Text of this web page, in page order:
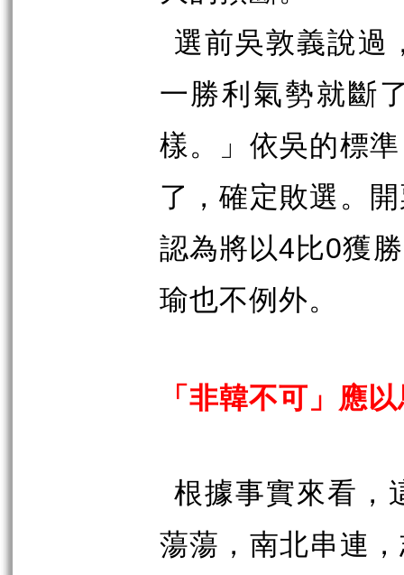
選前吳敦義說過
一勝利氣勢就斷
樣。」依吳的標
了，確定敗選。
認為將以4比0獲
瑜也不例外。
「非韓不可」應
根據事實來看，
蕩蕩，南北串連